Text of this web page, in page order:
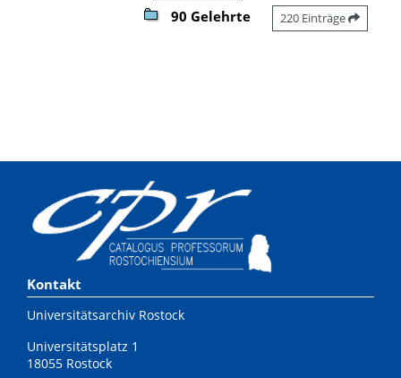
90 Gelehrte 220 Einträge
Kontakt
Universitätsarchiv Rostock
Universitätsplatz 1
18055 Rostock